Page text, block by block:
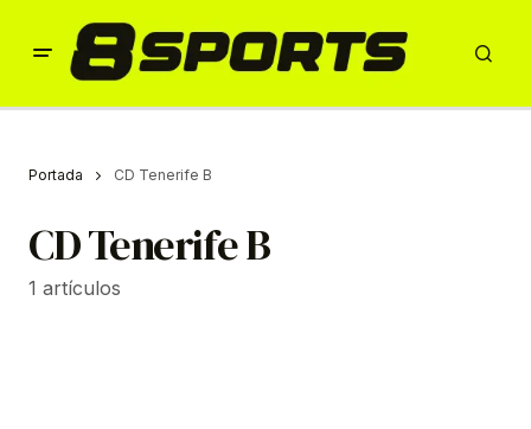
Portada CD Tenerife B
CD Tenerife B
1 artículos